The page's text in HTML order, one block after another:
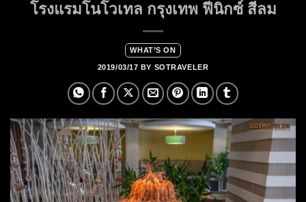
โรงแรมโนโวเทล กรุงเทพ ฟีนิกซ์ สีลม
WHAT’S ON
2019/03/17 BY SOTRAVELER